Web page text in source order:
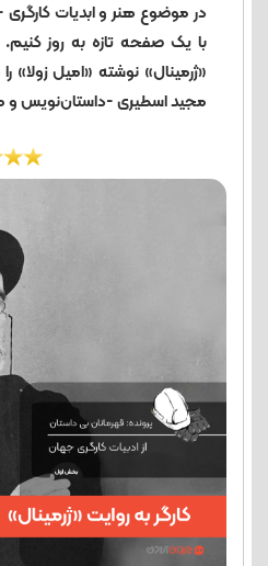
در موضوع هنر و ابدیات کارگری
با یک صفحه تازه به روز کنیم.
«ژرمینال» نوشته «امیل زولا»
مجید اسطیری -داستان‌نویس و